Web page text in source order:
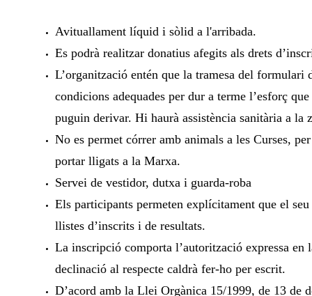
Avituallament líquid i sòlid a l'arribada.
Es podrà realitzar donatius afegits als drets
L’organització entén que la tramesa del
condicions adequades per dur a terme l’esforç
puguin derivar. Hi haurà assistència sanitària a la
No es permet córrer amb animals a les Curses,
portar lligats a la Marxa.
Servei de vestidor, dutxa i guarda-roba
Els participants permeten explícitament que el
llistes d’inscrits i de resultats.
La inscripció comporta l’autorització expressa
declinació al respecte caldrà fer-ho per escrit.
D’acord amb la Llei Orgànica 15/1999, de 13 de